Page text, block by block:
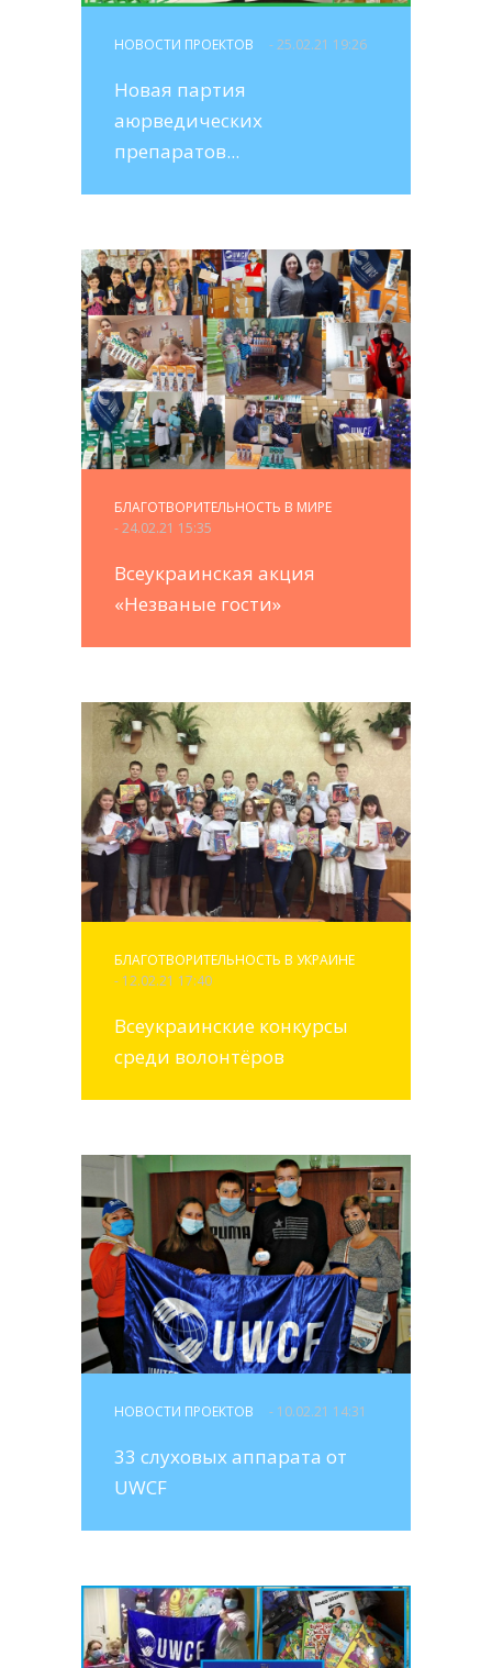
НОВОСТИ ПРОЕКТОВ - 25.02.21 19:26
Новая партия
аюрведических
препаратов...
БЛАГОТВОРИТЕЛЬНОСТЬ В МИРЕ
- 24.02.21 15:35
Всеукраинская акция
«Незваные гости»
БЛАГОТВОРИТЕЛЬНОСТЬ В УКРАИНЕ
- 12.02.21 17:40
Всеукраинские конкурсы
среди волонтёров
НОВОСТИ ПРОЕКТОВ - 10.02.21 14:31
33 слуховых аппарата от
UWCF